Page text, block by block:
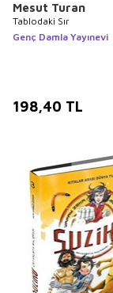
Mesut Turan
Tablodaki Sır
Genç Damla Yayınevi
198,40 TL